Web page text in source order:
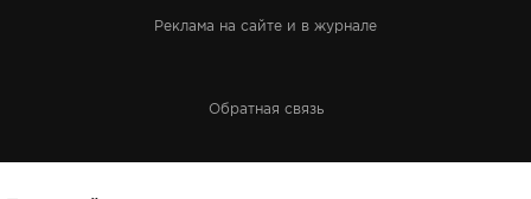
Реклама на сайте и в журнале
Обратная связь